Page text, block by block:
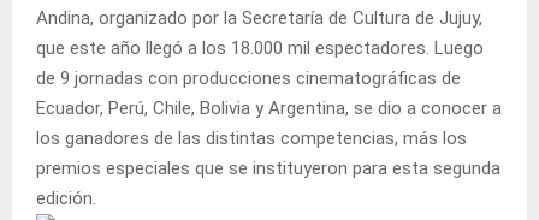
Andina, organizado por la Secretaría de Cultura de Jujuy,
que este año llegó a los 18.000 mil espectadores. Luego
de 9 jornadas con producciones cinematográficas de
Ecuador, Perú, Chile, Bolivia y Argentina, se dio a conocer a
los ganadores de las distintas competencias, más los
premios especiales que se instituyeron para esta segunda
edición.